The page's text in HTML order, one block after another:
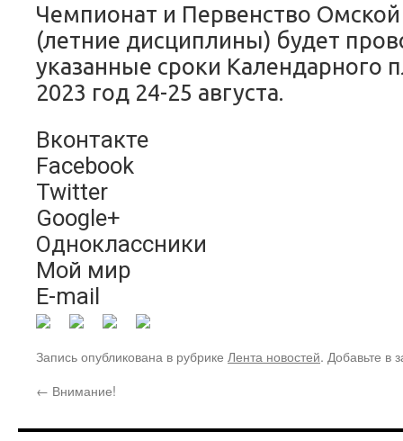
Чемпионат и Первенство Омской
(летние дисциплины) будет
указанные сроки Календарного
2023 год 24-25 августа.
Вконтакте
Facebook
Twitter
Google+
Одноклассники
Мой мир
E-mail
Запись опубликована в рубрике Лента новостей. Добавьте в
← Внимание!